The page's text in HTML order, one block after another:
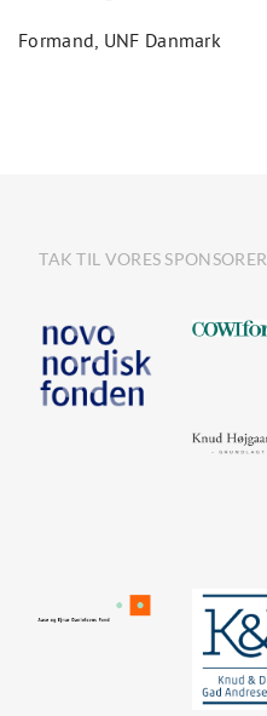
Formand, UNF Danmark
TAK TIL VORES